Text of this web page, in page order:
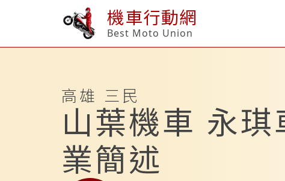
機車行動網
Best Moto Union
高雄 三民
山葉機車 永琪
業簡述